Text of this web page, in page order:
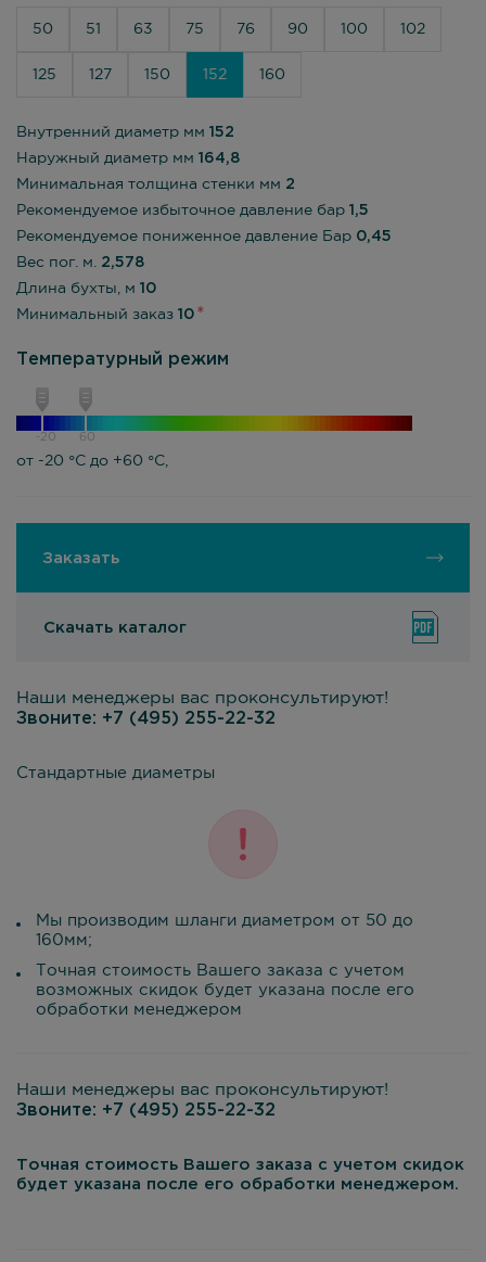
50 51 63 75 76 90 100 102
125 127 150 152 160
Внутренний диаметр мм 152
Наружный диаметр мм 164,8
Минимальная толщина стенки мм 2
Рекомендуемое избыточное давление бар 1,5
Рекомендуемое пониженное давление Бар 0,45
Вес пог. м. 2,578
Длина бухты, м 10
Минимальный заказ 10
Температурный режим
-20 60
от -20 °С до +60 °С,
Заказать
Скачать каталог
Наши менеджеры вас проконсультируют!
Звоните: +7 (495) 255-22-32
Стандартные диаметры
Мы производим шланги диаметром от 50 до
160мм;
Точная стоимость Вашего заказа с учетом
возможных скидок будет указана после его
обработки менеджером
Наши менеджеры вас проконсультируют!
Звоните: +7 (495) 255-22-32
Точная стоимость Вашего заказа с учетом скидок
будет указана после его обработки менеджером.